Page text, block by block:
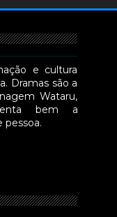
e cultura
Dramas são a
Wataru,
bem a
pessoa.